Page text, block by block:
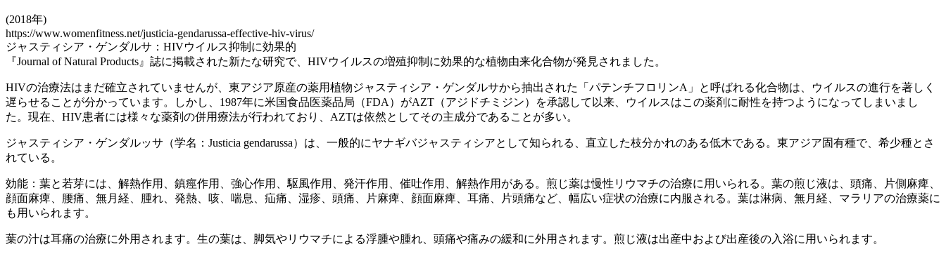
(2018年)
https://www.womenfitness.net/justicia-gendarussa-effective-hiv-virus/
ジャスティシア・ゲンダルサ：HIVウイルス抑制に効果的
『Journal of Natural Products』誌に掲載された新たな研究で、HIVウイルスの増殖抑制に効果的な植物由来化合物が発見されました。
HIVの治療法はまだ確立されていませんが、東アジア原産の薬用植物ジャスティシア・ゲンダルサから抽出された「パテンチフロリンA」と呼ばれる化合物は、ウイルスの進行を著しく
遅らせることが分かっています。しかし、1987年に米国食品医薬品局（FDA）がAZT（アジドチミジン）を承認して以来、ウイルスはこの薬剤に耐性を持つようになってしまいまし
た。現在、HIV患者には様々な薬剤の併用療法が行われており、AZTは依然としてその主成分であることが多い。
ジャスティシア・ゲンダルッサ（学名：Justicia gendarussa）は、一般的にヤナギバジャスティシアとして知られる、直立した枝分かれのある低木である。東アジア固有種で、希少種とさ
れている。
効能：葉と若芽には、解熱作用、鎮痙作用、強心作用、駆風作用、発汗作用、催吐作用、解熱作用がある。煎じ薬は慢性リウマチの治療に用いられる。葉の煎じ液は、頭痛、片側麻痺、
顔面麻痺、腰痛、無月経、腫れ、発熱、咳、喘息、疝痛、湿疹、頭痛、片麻痺、顔面麻痺、耳痛、片頭痛など、幅広い症状の治療に内服される。葉は淋病、無月経、マラリアの治療薬に
も用いられます。
葉の汁は耳痛の治療に外用されます。生の葉は、脚気やリウマチによる浮腫や腫れ、頭痛や痛みの緩和に外用されます。煎じ液は出産中および出産後の入浴に用いられます。